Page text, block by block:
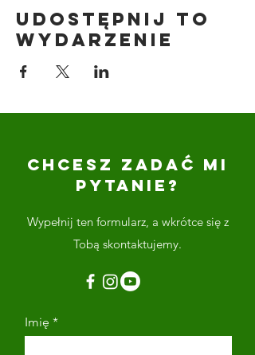
Udostępnij to
wydarzenie
CHCESZ ZADAĆ MI
PYTANIE?
Wypełnij ten formularz, a wkrótce się z
Tobą skontaktujemy.
Imię